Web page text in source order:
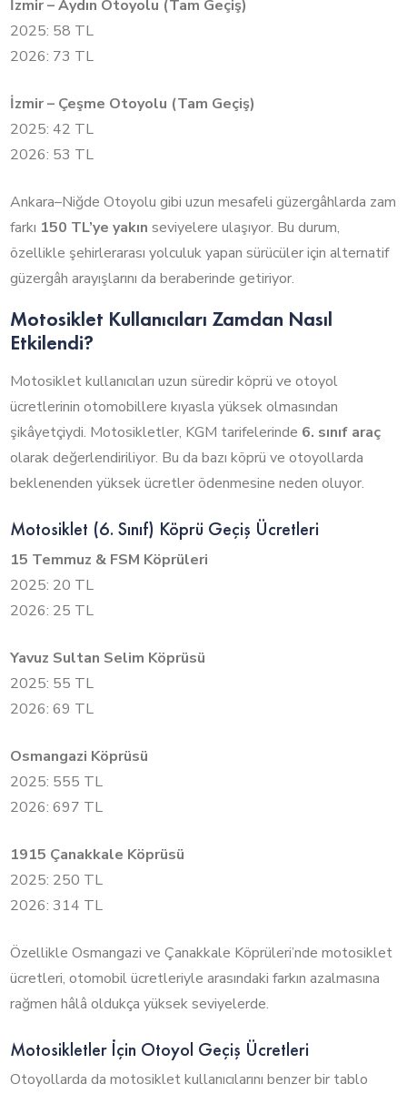
İzmir – Aydın Otoyolu (Tam Geçiş)
2025: 58 TL
2026: 73 TL
İzmir – Çeşme Otoyolu (Tam Geçiş)
2025: 42 TL
2026: 53 TL
Ankara–Niğde Otoyolu gibi uzun mesafeli güzergâhlarda zam
farkı 150 TL’ye yakın seviyelere ulaşıyor. Bu durum,
özellikle şehirlerarası yolculuk yapan sürücüler için alternatif
güzergâh arayışlarını da beraberinde getiriyor.
Motosiklet Kullanıcıları Zamdan Nasıl
Etkilendi?
Motosiklet kullanıcıları uzun süredir köprü ve otoyol
ücretlerinin otomobillere kıyasla yüksek olmasından
şikâyetçiydi. Motosikletler, KGM tarifelerinde 6. sınıf araç
olarak değerlendiriliyor. Bu da bazı köprü ve otoyollarda
beklenenden yüksek ücretler ödenmesine neden oluyor.
Motosiklet (6. Sınıf) Köprü Geçiş Ücretleri
15 Temmuz & FSM Köprüleri
2025: 20 TL
2026: 25 TL
Yavuz Sultan Selim Köprüsü
2025: 55 TL
2026: 69 TL
Osmangazi Köprüsü
2025: 555 TL
2026: 697 TL
1915 Çanakkale Köprüsü
2025: 250 TL
2026: 314 TL
Özellikle Osmangazi ve Çanakkale Köprüleri’nde motosiklet
ücretleri, otomobil ücretleriyle arasındaki farkın azalmasına
rağmen hâlâ oldukça yüksek seviyelerde.
Motosikletler İçin Otoyol Geçiş Ücretleri
Otoyollarda da motosiklet kullanıcılarını benzer bir tablo